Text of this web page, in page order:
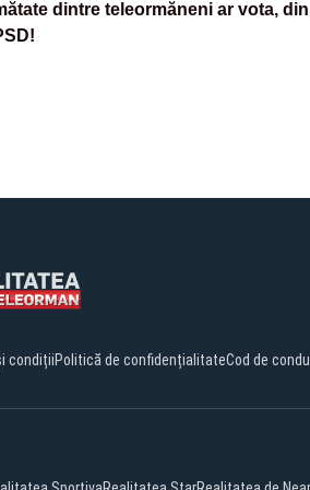
dintre teleormăneni ar vota, din
condițiiPolitică de confidențialitateCod de